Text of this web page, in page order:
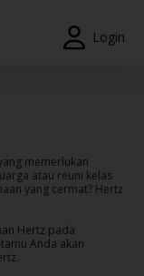
Login
memerlukan
atau reuni kelas
yang cermat? Hertz
Hertz pada
Anda akan